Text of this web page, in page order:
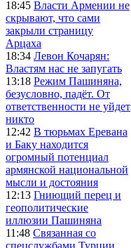
18:45 Власти Армении не
скрывают, что сами
закрыли страницу
Арцаха
18:34 Левон Кочарян:
Властям нас не запугать
13:18 Режим Пашиняна,
безусловно, падёт. От
ответственности не уйдет
никто
12:42 В тюрьмах Еревана
и Баку находится
огромный потенциал
армянской национальной
мысли и достояния
12:13 Гниющий перец и
геополитические
иллюзии Пашиняна
11:48 Связанная со
спецслужбами Турции